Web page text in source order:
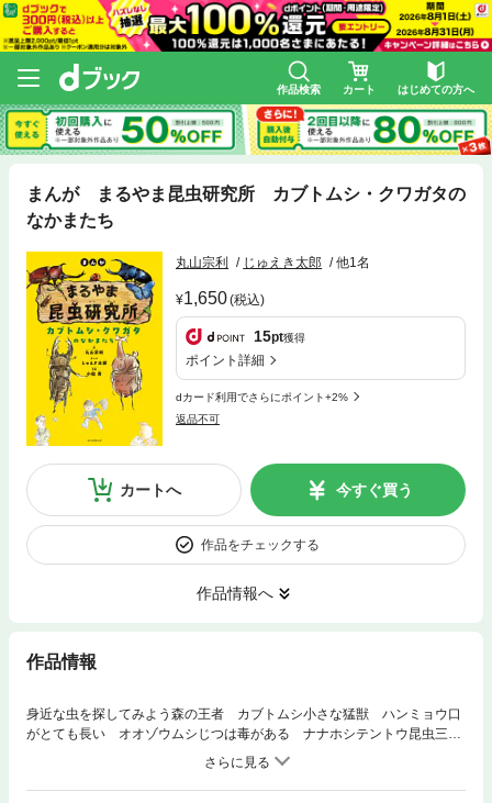
作品検索 カート はじめての方へ
まんが まるやま昆虫研究所 カブトムシ・クワガタの
なかまたち
丸山宗利 じゅえき太郎 他1名
1,650(税込)
15pt獲得
ポイント詳細
dカード利用でさらにポイント+2%
返品不可
カートへ 今すぐ買う
作品をチェックする
作品情報へ
作品情報
身近な虫を探してみよう森の王者 カブトムシ小さな猛獣 ハンミョウ口
がとても長い オオゾウムシじつは毒がある ナナホシテントウ昆虫三賢
人が、カブトムシやクワガタなど甲虫界の人気者や希少種の甲虫まで、日
本で観察できる虫を徹底解説。レア度がわかる昆虫写真図鑑とくすっと笑
えるじゅえき太郎の４コマまんがで昆虫がぐっと身近な存在に。「毎日小